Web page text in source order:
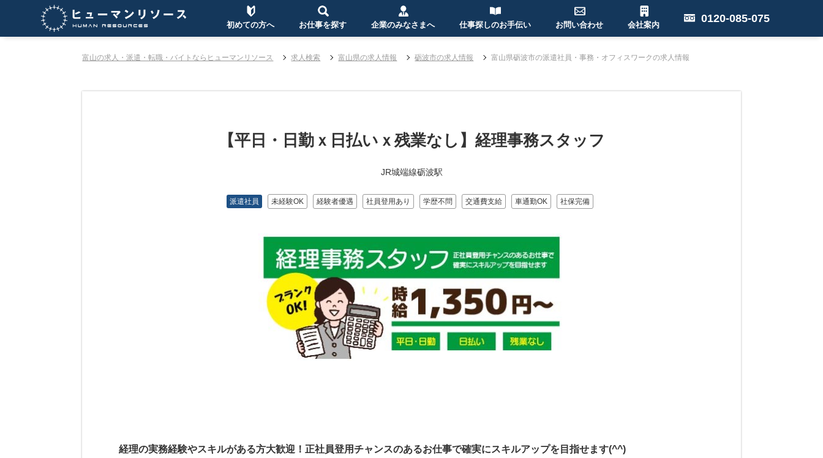
初めての方へ お仕事を探す 企業のみなさまへ 仕事探しのお手伝い お問い合わせ 会社案内
0120-085-075
富山の求人・派遣・転職・バイトならヒューマンリソース 求人検索 富山県の求人情報 砺波市の求人情報 富山県砺波市の派遣社員・事務・オフィスワークの求人情報
【平日・日勤ｘ日払いｘ残業なし】経理事務スタッフ
JR城端線砺波駅
派遣社員 未経験OK 経験者優遇 社員登用あり 学歴不問 交通費支給 車通勤OK 社保完備
経理の実務経験やスキルがある方大歓迎！正社員登用チャンスのあるお仕事で確実にスキルアップを目指せます(^^)